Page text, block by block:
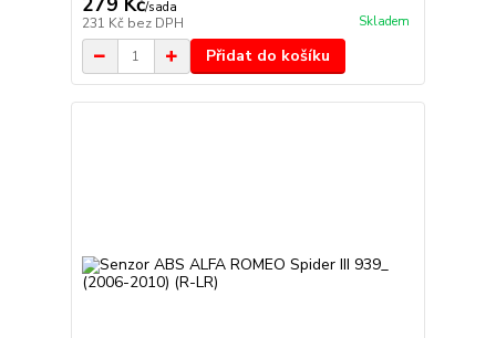
/sada
231 Kč bez DPH Skladem
Přidat do košíku